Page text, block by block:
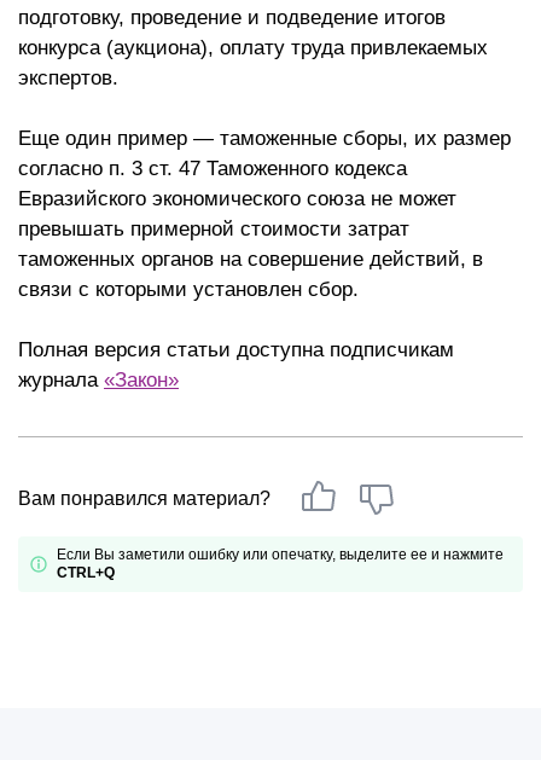
подготовку, проведение и подведение итогов
конкурса (аукциона), оплату труда привлекаемых
экспертов.
Еще один пример — таможенные сборы, их размер
согласно п. 3 ст. 47 Таможенного кодекса
Евразийского экономического союза не может
превышать примерной стоимости затрат
таможенных органов на совершение действий, в
связи с которыми установлен сбор.
Полная версия статьи доступна подписчикам
журнала «Закон»
Вам понравился материал?
Если Вы заметили ошибку или опечатку, выделите ее и нажмите
CTRL+Q